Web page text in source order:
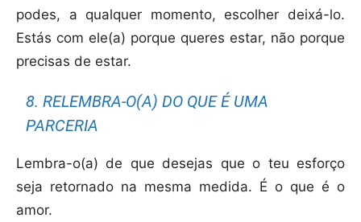
podes, a qualquer momento, escolher deixá-lo.
Estás com ele(a) porque queres estar, não porque
precisas de estar.
8. RELEMBRA-O(A) DO QUE É UMA
PARCERIA
Lembra-o(a) de que desejas que o teu esforço
seja retornado na mesma medida. É o que é o
amor.